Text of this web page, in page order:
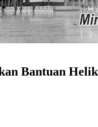
Bantuan